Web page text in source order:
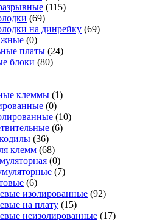
(115)
(69)
на динрейку (69)
(0)
платы (24)
блоки (80)
клеммы (1)
(0)
(10)
(6)
(36)
клемм (68)
(0)
(7)
(6)
изолированные (92)
на плату (15)
неизолированные (17)